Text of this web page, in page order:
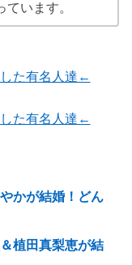
います。
た有名人達←
た有名人達←
かが結婚！どん
植田真梨恵が結